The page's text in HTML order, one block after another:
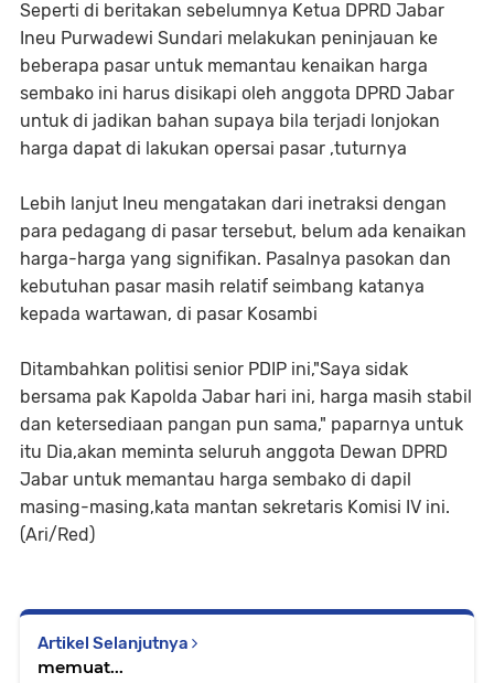
Seperti di beritakan sebelumnya Ketua DPRD Jabar
Ineu Purwadewi Sundari melakukan peninjauan ke
beberapa pasar untuk memantau kenaikan harga
sembako ini harus disikapi oleh anggota DPRD Jabar
untuk di jadikan bahan supaya bila terjadi lonjokan
harga dapat di lakukan opersai pasar ,tuturnya
Lebih lanjut Ineu mengatakan dari inetraksi dengan
para pedagang di pasar tersebut, belum ada kenaikan
harga-harga yang signifikan. Pasalnya pasokan dan
kebutuhan pasar masih relatif seimbang katanya
kepada wartawan, di pasar Kosambi
Ditambahkan politisi senior PDIP ini,"Saya sidak
bersama pak Kapolda Jabar hari ini, harga masih stabil
dan ketersediaan pangan pun sama," paparnya untuk
itu Dia,akan meminta seluruh anggota Dewan DPRD
Jabar untuk memantau harga sembako di dapil
masing-masing,kata mantan sekretaris Komisi IV ini.
(Ari/Red)
Artikel Selanjutnya
memuat...